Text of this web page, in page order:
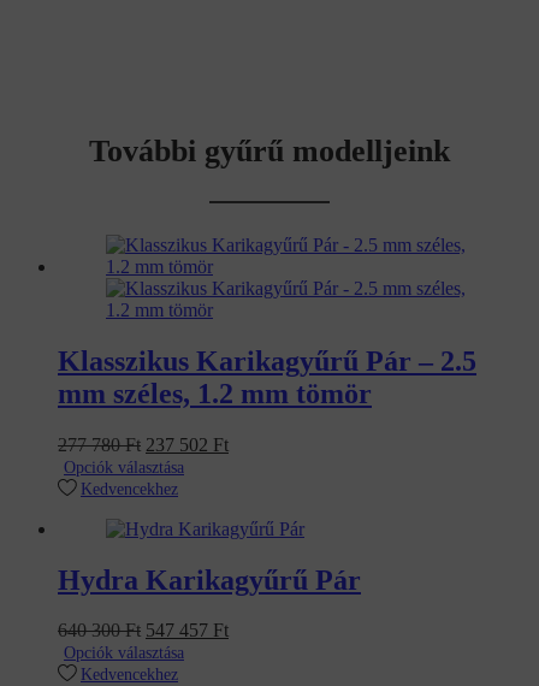
További gyűrű modelljeink
Klasszikus Karikagyűrű Pár – 2.5
mm széles, 1.2 mm tömör
277 780Ft Original
price
was:
780 Ft.
237 502 FtCurrent
502 Ft.
Opciók választása
Kedvencekhez
Hydra Karikagyűrű Pár
640 300Ft Original
price
was:
547 457 FtCurrent
Opciók választása
Kedvencekhez